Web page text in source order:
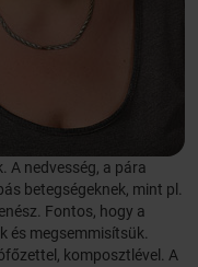
A nedvesség, a pára
betegségeknek, mint pl.
Fontos, hogy a
és megsemmisítsük.
komposztlével. A